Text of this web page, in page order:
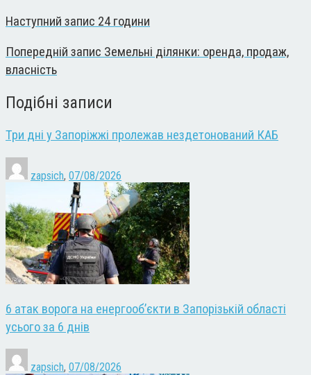
Наступний запис 24 години
Попередній запис Земельні ділянки: оренда, продаж,
власність
Подібні записи
Три дні у Запоріжжі пролежав нездетонований КАБ
zapsich, 07/08/2026
6 атак ворога на енергооб’єкти в Запорізькій області
усього за 6 днів
zapsich, 07/08/2026